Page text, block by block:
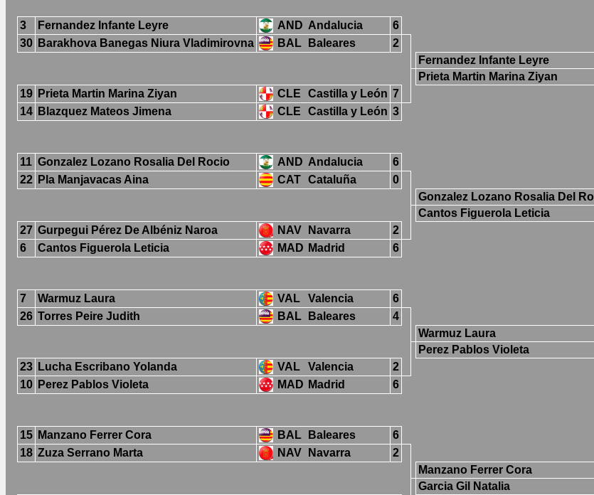
3 Fernandez Infante Leyre AND Andalucia
6
30 Barakhova Banegas Niura Vladimirovna BAL Baleares
2
Fernandez Infante Leyre
Prieta Martin Marina Ziyan
19 Prieta Martin Marina Ziyan CLE Castilla y León 7
14 Blazquez Mateos Jimena CLE Castilla y León 3
11 Gonzalez Lozano Rosalia Del Rocio AND Andalucia
6
22 Pla Manjavacas Aina CAT Cataluña
0
Gonzalez Lozano Rosalia Del
Cantos Figuerola Leticia
27 Gurpegui Pérez De Albéniz Naroa NAV Navarra
2
6
Cantos Figuerola Leticia MAD Madrid
6
7
Warmuz Laura VAL Valencia
6
26 Torres Peire Judith BAL Baleares
4
Warmuz Laura
Perez Pablos Violeta
23 Lucha Escribano Yolanda VAL Valencia
2
10 Perez Pablos Violeta MAD Madrid
6
15 Manzano Ferrer Cora BAL Baleares
6
18 Zuza Serrano Marta NAV Navarra
2
Manzano Ferrer Cora
Garcia Gil Natalia